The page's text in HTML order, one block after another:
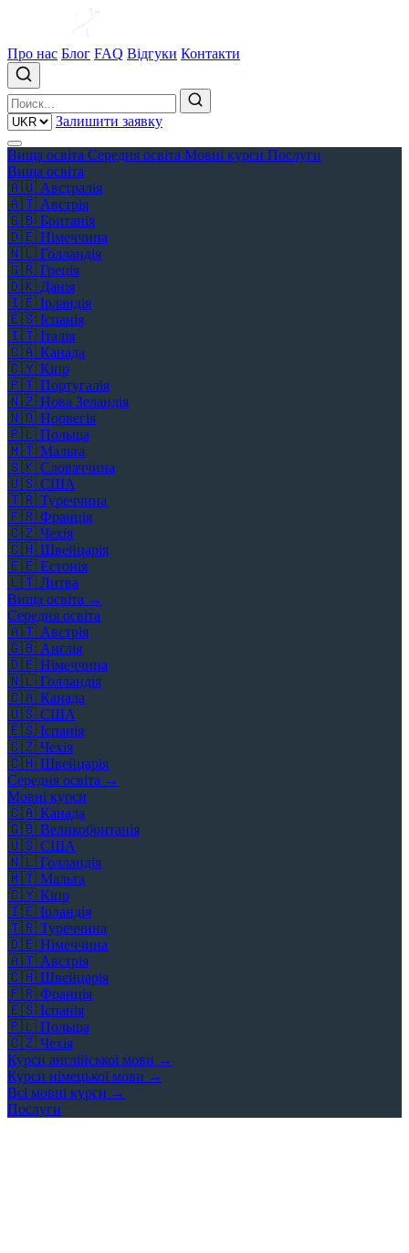
Про нас Блог FAQ Відгуки Контакти
Залишити заявку
Вища освіта Середня освіта Мовні курси Послуги
Вища освіта
🇦🇺 Австралія
🇦🇹 Австрія
🇬🇧 Британія
🇩🇪 Німеччина
🇳🇱 Голландія
🇬🇷 Греція
🇩🇰 Данія
🇮🇪 Ірландія
🇪🇸 Іспанія
🇮🇹 Італія
🇨🇦 Канада
🇨🇾 Кіпр
🇵🇹 Португалія
🇳🇿 Нова Зеландія
🇳🇴 Норвегія
🇵🇱 Польща
🇲🇹 Мальта
🇸🇰 Словаччина
🇺🇸 США
🇹🇷 Туреччина
🇫🇷 Франція
🇨🇿 Чехія
🇨🇭 Швейцарія
🇪🇪 Естонія
🇱🇹 Литва
Вища освіта →
Середня освіта
🇦🇹 Австрія
🇬🇧 Англія
🇩🇪 Німеччина
🇳🇱 Голландія
🇨🇦 Канада
🇺🇸 США
🇪🇸 Іспанія
🇨🇿 Чехія
🇨🇭 Швейцарія
Середня освіта →
Мовні курси
🇨🇦 Канада
🇬🇧 Великобританія
🇺🇸 США
🇳🇱 Голландія
🇲🇹 Мальта
🇨🇾 Кіпр
🇮🇪 Ірландія
🇹🇷 Туреччина
🇩🇪 Німеччина
🇦🇹 Австрія
🇨🇭 Швейцарія
🇫🇷 Франція
🇪🇸 Іспанія
🇵🇱 Польща
🇨🇿 Чехія
Курси англійської мови →
Курси німецької мови →
Всі мовні курси →
Послуги